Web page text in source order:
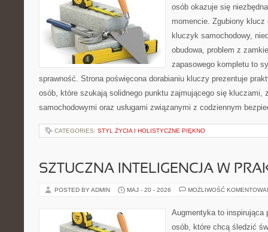
osób okazuje się
momencie. Zgubiony
kluczyk samochodowy,
obudowa, problem z
zapasowego kompletu to
sprawność. Strona poświęcona dorabianiu kluczy prezentuje
osób, które szukają solidnego punktu zajmującego się kluczami,
samochodowymi oraz usługami związanymi z codziennym
CATEGORIES: STYL ŻYCIA I HOLISTYCZNE PIĘKNO
SZTUCZNA INTELIGENCJA W
POSTED BY ADMIN MAJ - 20 - 2026 MOŻLIWOŚĆ
Augmentyka to inspirująca
osób, które chcą śledzić